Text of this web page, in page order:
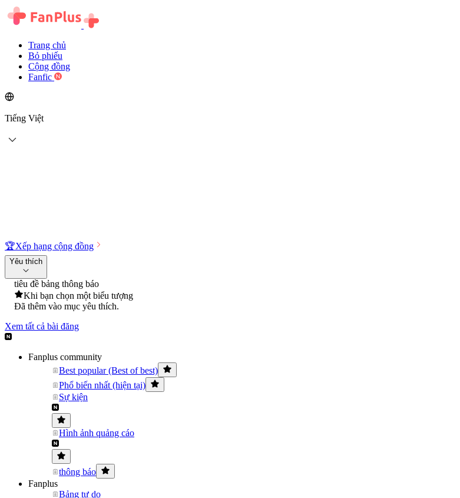
Trang chủ
Bỏ phiếu
Cộng đồng
Fanfic
Tiếng Việt
🏆Xếp hạng cộng đồng
Yêu thích
tiêu đề bảng thông báo
Khi bạn chọn một biểu tượng
Đã thêm vào mục yêu thích.
Xem tất cả bài đăng
Fanplus community
Best popular (Best of best)
Phổ biến nhất (hiện tại)
Sự kiện
Hình ảnh quảng cáo
thông báo
Fanplus
Bảng tự do